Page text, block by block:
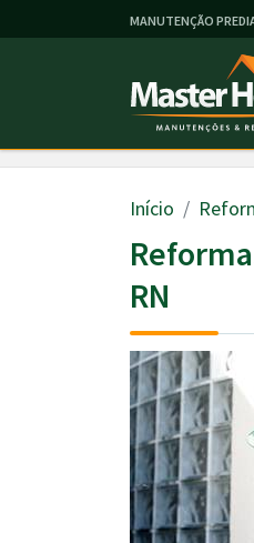
MANUTENÇÃO
Início
RN